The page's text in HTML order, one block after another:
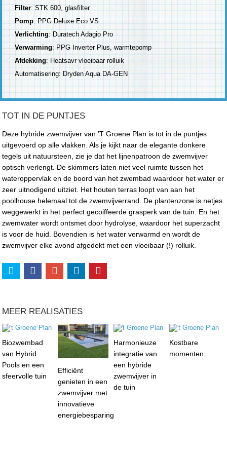
Filter: STK 600, glasfilter
Pomp: PPG Deluxe Eco VS
Verlichting: Duratech Adagio Pro
Verwarming: PPG Inverter Plus, warmtepomp
Afdekking: Heatsavr vloeibaar rolluik
Automatisering: Dryden Aqua DA-GEN
TOT IN DE PUNTJES
Deze hybride zwemvijver van ’T Groene Plan is tot in de puntjes
uitgevoerd op alle vlakken. Als je kijkt naar de elegante donkere
tegels uit natuursteen, zie je dat het lijnenpatroon de zwemvijver
optisch verlengt. De skimmers laten niet veel ruimte tussen het
wateroppervlak en de boord van het zwembad waardoor het water er
zeer uitnodigend uitziet. Het houten terras loopt van aan het
poolhouse helemaal tot de zwemvijverrand. De plantenzone is netjes
weggewerkt in het perfect gecoiffeerde grasperk van de tuin. En het
zwemwater wordt ontsmet door hydrolyse, waardoor het superzacht
is voor de huid. Bovendien is het water verwarmd en wordt de
zwemvijver elke avond afgedekt met een vloeibaar (!) rolluik.
MEER REALISATIES
Biozwembad
van Hybrid
Pools en een
sfeervolle tuin
Efficiënt
genieten in een
zwemvijver met
innovatieve
energiebesparing
Harmonieuze
integratie van
een hybride
zwemvijver in
de tuin
Kostbare
momenten